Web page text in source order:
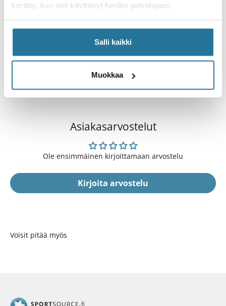
kerätty, kun olet käyttänyt heidän palvelujaan.
Salli kaikki
Muokkaa
Kokosuositus
Asiakasarvostelut
Ole ensimmäinen kirjoittamaan arvostelu
Kirjoita arvostelu
Voisit pitää myös